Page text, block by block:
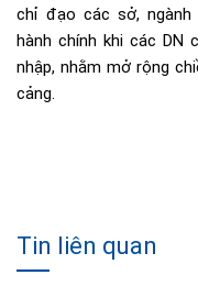
chỉ đạo các sở,
hành chính khi các DN
nhập, nhằm mở rộng
cảng.
Tin liên quan